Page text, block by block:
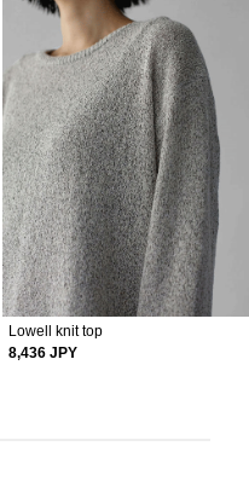
Lowell knit top
8,436 JPY